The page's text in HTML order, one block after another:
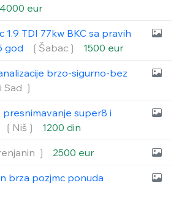
4000 eur
1.9 TDI 77kw BKC sa pravih
god
❲Šabac❳ 1500 eur
brzo-sigurno-bez
Sad ❳
presnimavanje super8 i
❲Niš❳ 1200 din
❳ 2500 eur
brza pozjmc ponuda